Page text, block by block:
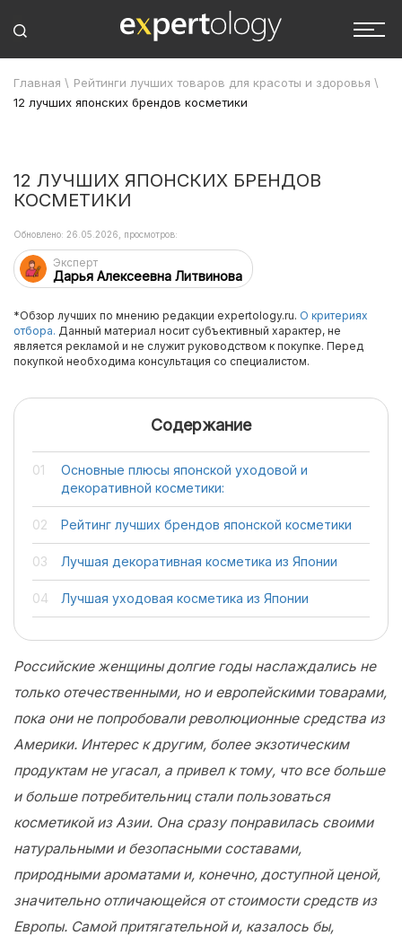
Главная \ Рейтинги лучших товаров для красоты и здоровья \
12 лучших японских брендов косметики
12 ЛУЧШИХ ЯПОНСКИХ БРЕНДОВ
КОСМЕТИКИ
Эксперт
Дарья Алексеевна Литвинова
Обновлено: 26.05.2026, просмотров:
*Обзор лучших по мнению редакции expertology.ru. О критериях
отбора. Данный материал носит субъективный характер, не
является рекламой и не служит руководством к покупке. Перед
покупкой необходима консультация со специалистом.
Содержание
Основные плюсы японской уходовой и
декоративной косметики:
Рейтинг лучших брендов японской косметики
Лучшая декоративная косметика из Японии
Лучшая уходовая косметика из Японии
Российские женщины долгие годы наслаждались не
только отечественными, но и европейскими товарами,
пока они не попробовали революционные средства из
Америки. Интерес к другим, более экзотическим
продуктам не угасал, а привел к тому, что все больше
и больше потребительниц стали пользоваться
косметикой из Азии. Она сразу понравилась своими
натуральными и безопасными составами,
природными ароматами и, конечно, доступной ценой,
значительно отличающейся от стоимости средств из
Европы. Самой притягательной и, казалось бы,